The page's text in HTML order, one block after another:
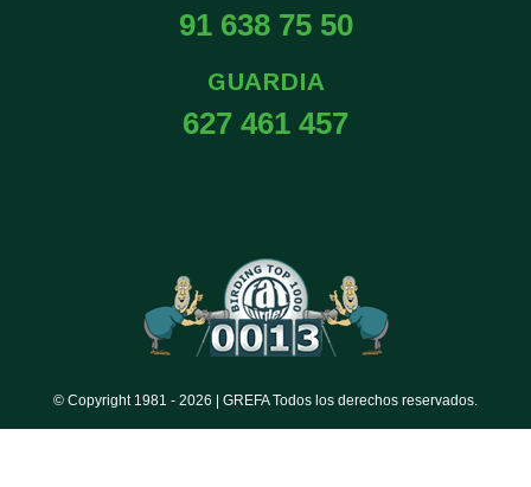
91 638 75 50
GUARDIA
627 461 457
© Copyright 1981 - 2026 | GREFA Todos los derechos reservados.